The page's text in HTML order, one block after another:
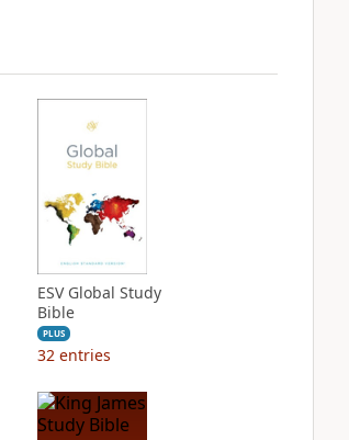
ESV Global Study
Bible
PLUS
32 entries